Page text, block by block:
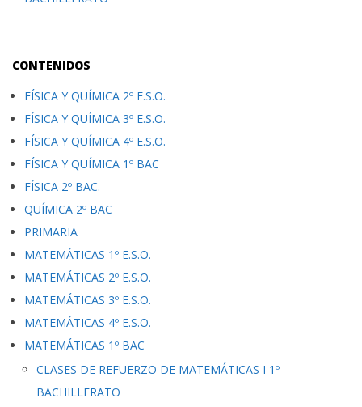
CONTENIDOS
FÍSICA Y QUÍMICA 2º E.S.O.
FÍSICA Y QUÍMICA 3º E.S.O.
FÍSICA Y QUÍMICA 4º E.S.O.
FÍSICA Y QUÍMICA 1º BAC
FÍSICA 2º BAC.
QUÍMICA 2º BAC
PRIMARIA
MATEMÁTICAS 1º E.S.O.
MATEMÁTICAS 2º E.S.O.
MATEMÁTICAS 3º E.S.O.
MATEMÁTICAS 4º E.S.O.
MATEMÁTICAS 1º BAC
CLASES DE REFUERZO DE MATEMÁTICAS I 1º
BACHILLERATO